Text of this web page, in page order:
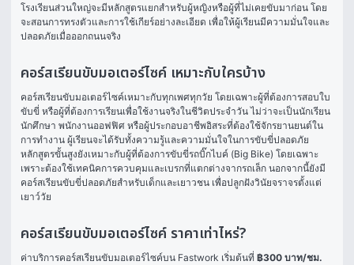
โรงเรียนส่วนใหญ่จะมีหลักสูตรแยกสำหรับผู้หญิงหรือผู้ที่ไม่เคยขับมาก่อน โดย
จะสอนการทรงตัวและการใช้เกียร์อย่างละเอียด เพื่อให้ผู้เรียนมีความมั่นใจและ
ปลอดภัยเมื่อออกถนนจริง
คอร์สเรียนขับมอเตอร์ไซค์ เหมาะกับใครบ้าง
คอร์สเรียนขับมอเตอร์ไซค์เหมาะกับทุกเพศทุกวัย โดยเฉพาะผู้ที่ต้องการสอบใบ
ขับขี่ หรือผู้ที่ต้องการเรียนเพื่อใช้งานจริงในชีวิตประจำวัน ไม่ว่าจะเป็นนักเรียน
นักศึกษา พนักงานออฟฟิศ หรือผู้ประกอบอาชีพอิสระที่ต้องใช้จักรยานยนต์ใน
การทำงาน ผู้เรียนจะได้รับทั้งความรู้และความมั่นใจในการขับขี่ปลอดภัย
หลักสูตรขั้นสูงยังเหมาะกับผู้ที่ต้องการขับขี่รถบิ๊กไบค์ (Big Bike) โดยเฉพาะ
เพราะต้องใช้เทคนิคการควบคุมและเบรกที่แตกต่างจากรถเล็ก นอกจากนี้ยังมี
คอร์สเรียนขับขี่ปลอดภัยสำหรับเด็กและเยาวชน เพื่อปลูกฝังวินัยจราจรตั้งแต่
เยาว์วัย
คอร์สเรียนขับมอเตอร์ไซค์ ราคาเท่าไหร่?
ค่าบริการคอร์สเรียนขับมอเตอร์ไซค์บน Fastwork เริ่มต้นที่ ฿300 บาท/ชม.